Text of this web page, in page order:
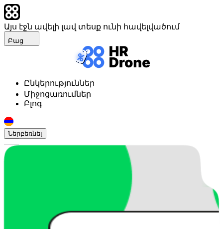
Այս էջն ավելի լավ տեսք ունի հավելվածում
Բաց
Ընկերություններ
Միջոցառումներ
Բլոգ
Ներբեռնել